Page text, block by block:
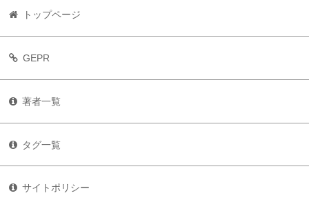
トップページ
GEPR
著者一覧
タグ一覧
サイトポリシー